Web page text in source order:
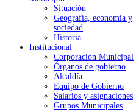
Situación
Geografía, economía y
sociedad
Historia
Institucional
Corporación Municipal
Órganos de gobierno
Alcaldía
Equipo de Gobierno
Salarios y asignaciones
Grupos Municipales